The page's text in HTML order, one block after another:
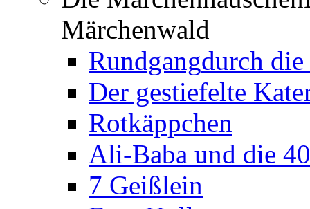
Märchenwald
Rundgangdurch die
Der gestiefelte
Rotkäppchen
Ali-Baba und die
7 Geißlein